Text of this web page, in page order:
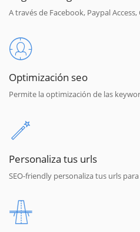
A través de Facebook, Paypal
Optimización seo
Permite la optimización de las
Personaliza tus urls
SEO-friendly personaliza tus urls